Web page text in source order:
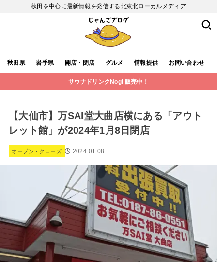
秋田を中心に最新情報を発信する北東北ローカルメディア
秋田県 岩手県 開店・閉店 グルメ 情報提供 お問い合わせ
サウナドリンクNogi 販売中！
【大仙市】万SAI堂大曲店横にある「アウト
レット館」が2024年1月8日閉店
オープン・クローズ 2024.01.08